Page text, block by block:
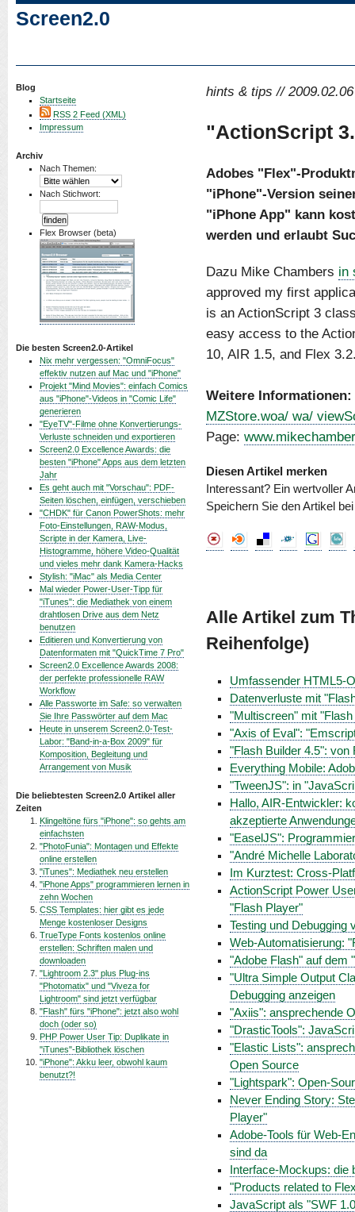
Screen2.0
Blog
Startseite
RSS 2 Feed (XML)
Impressum
Archiv
Nach Themen:
Nach Stichwort:
Flex Browser (beta)
Die besten Screen2.0-Artikel
Nix mehr vergessen: "OmniFocus"
effektiv nutzen auf Mac und "iPhone"
Projekt "Mind Movies": einfach Comics
aus "iPhone"-Videos in "Comic Life"
generieren
"EyeTV"-Filme ohne Konvertierungs-
Verluste schneiden und exportieren
Screen2.0 Excellence Awards: die
besten "iPhone" Apps aus dem letzten
Jahr
Es geht auch mit "Vorschau": PDF-
Seiten löschen, einfügen, verschieben
"CHDK" für Canon PowerShots: mehr
Foto-Einstellungen, RAW-Modus,
Scripte in der Kamera, Live-
Histogramme, höhere Video-Qualität
und vieles mehr dank Kamera-Hacks
Stylish: "iMac" als Media Center
Mal wieder Power-User-Tipp für
"iTunes": die Mediathek von einem
drahtlosen Drive aus dem Netz
benutzen
Editieren und Konvertierung von
Datenformaten mit "QuickTime 7 Pro"
Screen2.0 Excellence Awards 2008:
der perfekte professionelle RAW
Workflow
Alle Passworte im Safe: so verwalten
Sie Ihre Passwörter auf dem Mac
Heute in unserem Screen2.0-Test-
Labor: "Band-in-a-Box 2009" für
Komposition, Begleitung und
Arrangement von Musik
Die beliebtesten Screen2.0 Artikel aller
Zeiten
Klingeltöne fürs "iPhone": so gehts am
einfachsten
"PhotoFunia": Montagen und Effekte
online erstellen
"iTunes": Mediathek neu erstellen
"iPhone Apps" programmieren lernen in
zehn Wochen
CSS Templates: hier gibt es jede
Menge kostenloser Designs
TrueType Fonts kostenlos online
erstellen: Schriften malen und
downloaden
"Lightroom 2.3" plus Plug-ins
"Photomatix" und "Viveza for
Lightroom" sind jetzt verfügbar
"Flash" fürs "iPhone": jetzt also wohl
doch (oder so)
PHP Power User Tip: Duplikate in
"iTunes"-Bibliothek löschen
"iPhone": Akku leer, obwohl kaum
benutzt?!
hints & tips //
"ActionScript
Adobes "Flex"-
"iPhone"-Version
"iPhone App" kann
werden und erlaubt
Dazu Mike Chambers in
approved my first
is an ActionScript 3
easy access to the
10, AIR 1.5, and Flex
Weitere Informationen:
MZStore.woa/ wa/
Page:
Diesen Artikel merken
Interessant? Ein wertvoller
Speichern Sie den Artikel
Alle Artikel zum
Reihenfolge)
Umfassender HTML5-
Datenverluste mit
"Multiscreen" mit
"Axis of Eval":
"Flash Builder 4.5": von
Everything Mobile:
"TweenJS": in
Hallo, AIR-Entwickler:
akzeptierte
"EaselJS":
"André Michelle
Im Kurztest: Cross-
ActionScript Power
"Flash Player"
Testing und Debugging
Web-Automatisierung:
"Adobe Flash" auf dem
"Ultra Simple Output
Debugging anzeigen
"Axiis": ansprechende
"DrasticTools":
"Elastic Lists":
Open Source
"Lightspark": Open-
Never Ending Story:
Player"
Adobe-Tools für Web-
sind da
Interface-Mockups:
"Products related to
JavaScript als "SWF